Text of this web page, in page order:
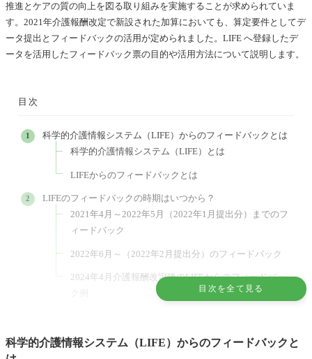
推進とケアの質の向上を図る取り組みを実施することが求められていま
す。2021年介護報酬改定で新設された加算においても、算定要件としてデ
ータ提出とフィードバックの活用が定められました。LIFE へ登録したデ
ータを活用したフィードバック票の目的や活用方法について説明します。
目次
目次を全て見る
科学的介護情報システム（LIFE）からのフィードバックとは
科学的介護情報システム（LIFE）とは
LIFEからのフィードバックとは
LIFEのフィードバックの時期はいつから？
2021年4月～2022年5月（2022年1月提出分）までのフ
ィードバック
2022年6月～（2022年2月提出分）のフィードバック
2024年4月介護報酬改定後のLIFEからのフィードバッ
科学的介護情報システム（LIFE）からのフィードバックと